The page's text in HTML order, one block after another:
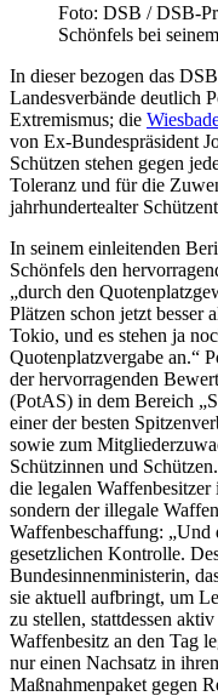
Foto: DSB / DSB-
Schönfels bei
In dieser bezogen das
Landesverbände deutlich
Extremismus; die
von Ex-Bundespräsident
Schützen stehen gegen
Toleranz und für die
jahrhundertealter
In seinem einleitenden
Schönfels den
„durch den
Plätzen schon jetzt besser
Tokio, und es stehen ja
Quotenplatzvergabe an.“
der hervorragenden
(PotAS) in dem Bereich
einer der besten
sowie zum
Schützinnen und
die legalen Waffenbesitzer
sondern der illegale
Waffenbeschaffung: „Und
gesetzlichen Kontrolle.
Bundesinnenministerin,
sie aktuell aufbringt, um
zu stellen, stattdessen
Waffenbesitz an den Tag
nur einen Nachsatz in
Maßnahmenpaket gegen